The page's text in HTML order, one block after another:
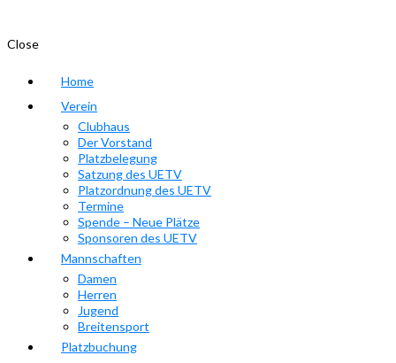
Close
Home
Verein
Clubhaus
Der Vorstand
Platzbelegung
Satzung des UETV
Platzordnung des UETV
Termine
Spende – Neue Plätze
Sponsoren des UETV
Mannschaften
Damen
Herren
Jugend
Breitensport
Platzbuchung